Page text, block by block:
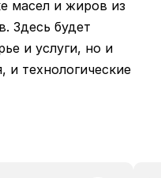
масел и жиров из
Здесь будет
и услуги, но и
и технологические